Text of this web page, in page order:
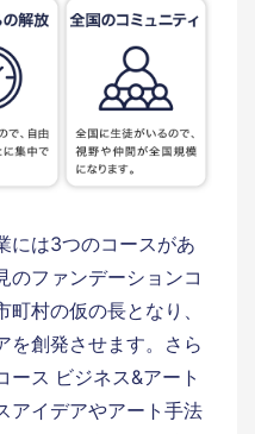
には3つのコースがあ
のファンデーションコ
村の仮の長となり、
を創発させます。さら
ース ビジネス&アート
アイデアやアート手法